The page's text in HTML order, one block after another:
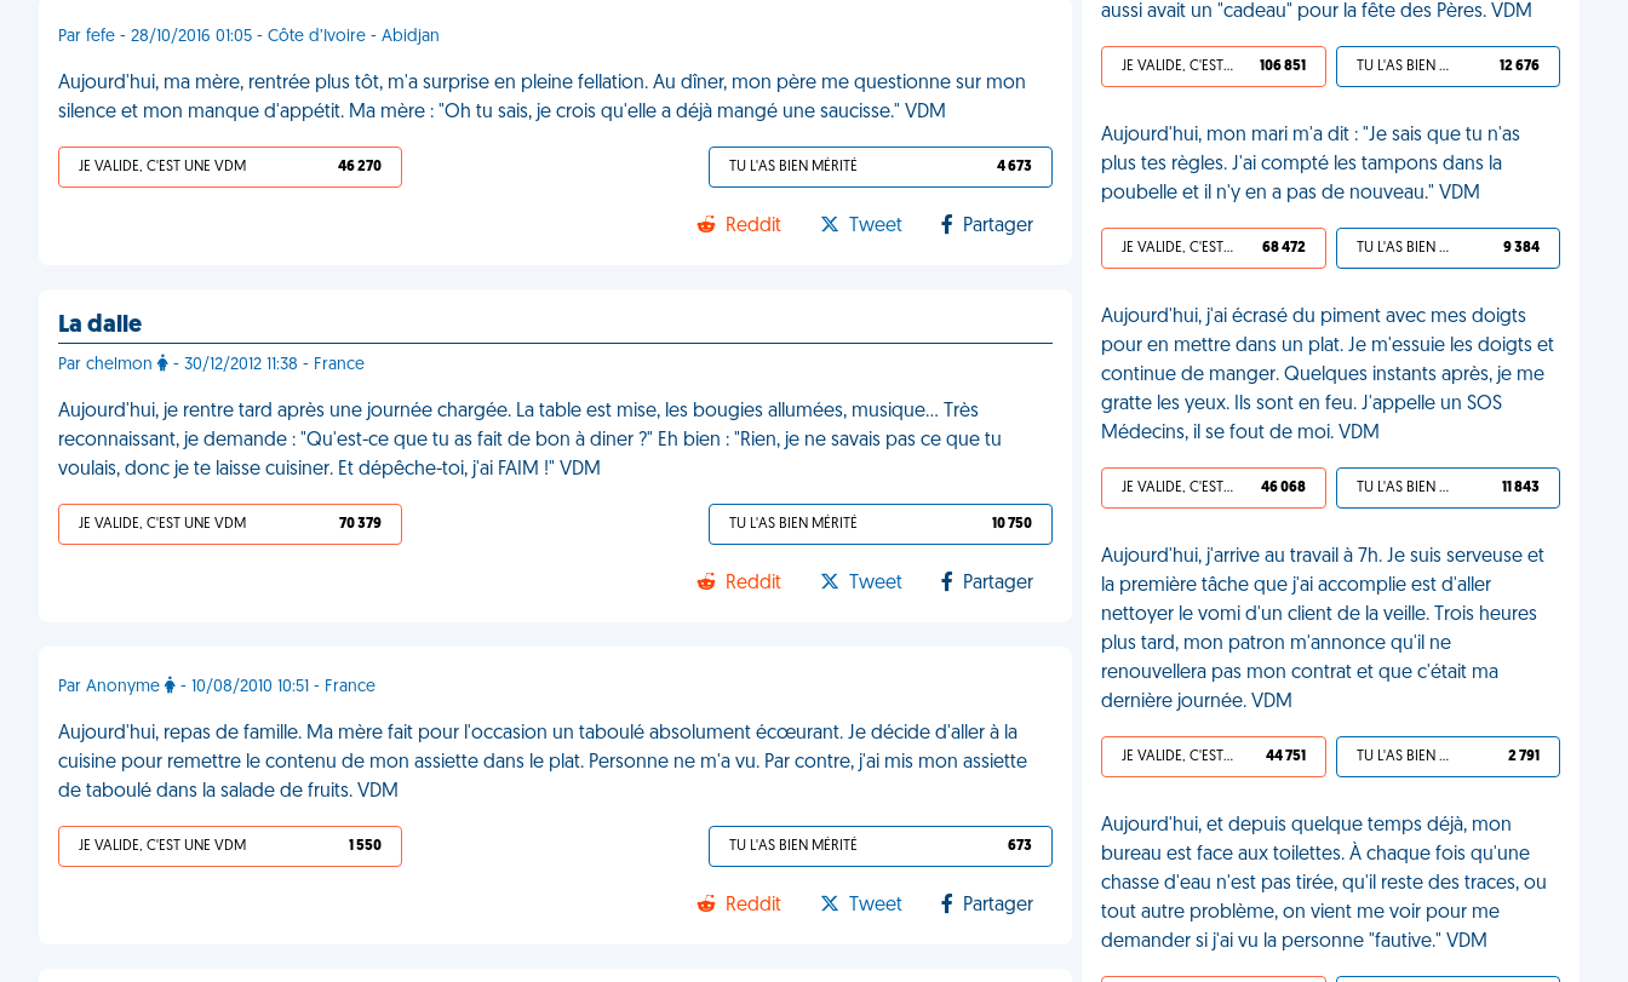
Par fefe - 28/10/2016 01:05 - Côte d’Ivoire - Abidjan
Aujourd'hui, ma mère, rentrée plus tôt, m'a surprise en pleine fellation. Au dîner, mon père me questionne sur mon
silence et mon manque d'appétit. Ma mère : "Oh tu sais, je crois qu'elle a déjà mangé une saucisse." VDM
JE VALIDE, C'EST UNE VDM 46 270 TU L'AS BIEN MÉRITÉ 4 673
Reddit Tweet Partager
La dalle
Par chelmon - 30/12/2012 11:38 - France
Aujourd'hui, je rentre tard après une journée chargée. La table est mise, les bougies allumées, musique... Très
reconnaissant, je demande : "Qu'est-ce que tu as fait de bon à diner ?" Eh bien : "Rien, je ne savais pas ce que tu
voulais, donc je te laisse cuisiner. Et dépêche-toi, j'ai FAIM !" VDM
JE VALIDE, C'EST UNE VDM 70 379 TU L'AS BIEN MÉRITÉ 10 750
Reddit Tweet Partager
Par Anonyme - 10/08/2010 10:51 - France
Aujourd'hui, repas de famille. Ma mère fait pour l'occasion un taboulé absolument écœurant. Je décide d'aller à la
cuisine pour remettre le contenu de mon assiette dans le plat. Personne ne m'a vu. Par contre, j'ai mis mon assiette
de taboulé dans la salade de fruits. VDM
JE VALIDE, C'EST UNE VDM 1 550 TU L'AS BIEN MÉRITÉ 673
Reddit Tweet Partager
aussi avait un "cadeau" pour la fête des Pères. VDM
JE VALIDE, C'EST UNE VDM 106 851 TU L'AS BIEN MÉRITÉ 12 676
Aujourd'hui, mon mari m'a dit : "Je sais que tu n'as
plus tes règles. J'ai compté les tampons dans la
poubelle et il n'y en a pas de nouveau." VDM
JE VALIDE, C'EST UNE VDM 68 472 TU L'AS BIEN MÉRITÉ 9 384
Aujourd'hui, j'ai écrasé du piment avec mes doigts
pour en mettre dans un plat. Je m'essuie les doigts et
continue de manger. Quelques instants après, je me
gratte les yeux. Ils sont en feu. J'appelle un SOS
Médecins, il se fout de moi. VDM
JE VALIDE, C'EST UNE VDM 46 068 TU L'AS BIEN MÉRITÉ 11 843
Aujourd'hui, j'arrive au travail à 7h. Je suis serveuse et
la première tâche que j'ai accomplie est d'aller
nettoyer le vomi d'un client de la veille. Trois heures
plus tard, mon patron m'annonce qu'il ne
renouvellera pas mon contrat et que c'était ma
dernière journée. VDM
JE VALIDE, C'EST UNE VDM 44 751 TU L'AS BIEN MÉRITÉ 2 791
Aujourd'hui, et depuis quelque temps déjà, mon
bureau est face aux toilettes. À chaque fois qu'une
chasse d'eau n'est pas tirée, qu'il reste des traces, ou
tout autre problème, on vient me voir pour me
demander si j'ai vu la personne "fautive." VDM